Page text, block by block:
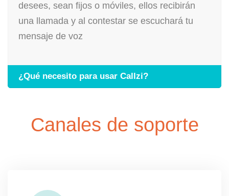
desees, sean fijos o móviles, ellos recibirán
una llamada y al contestar se escuchará tu
mensaje de voz
¿Qué necesito para usar Callzi?
Canales de soporte